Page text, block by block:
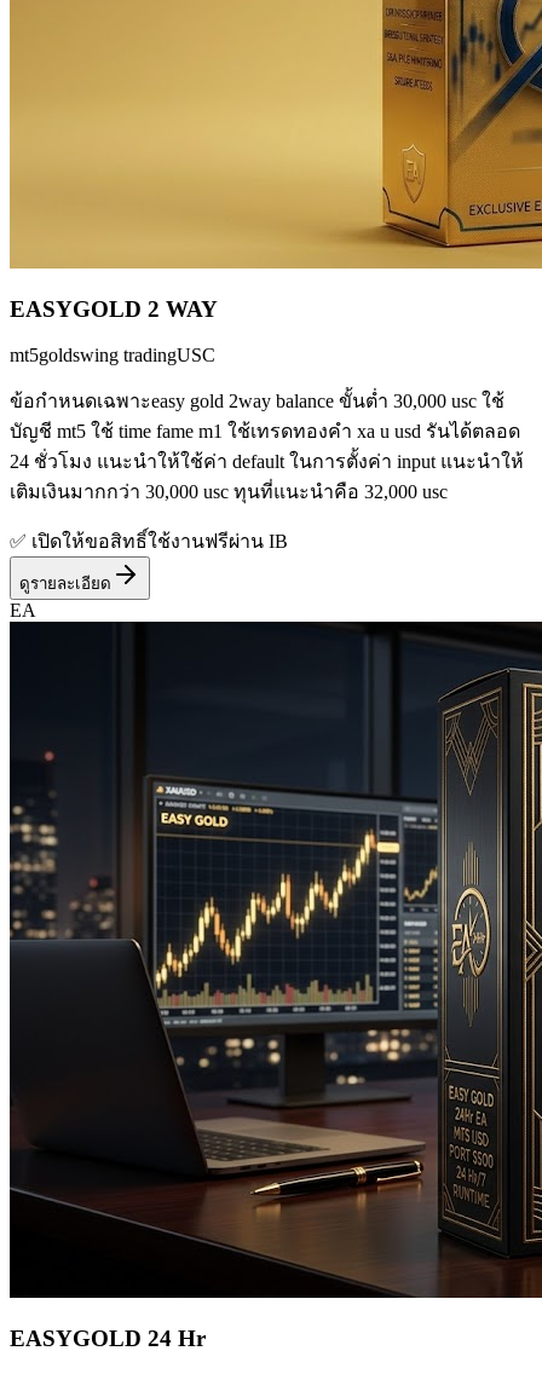
EASYGOLD 2 WAY
mt5goldswing tradingUSC
ข้อกำหนดเฉพาะeasy gold 2way balance ขั้นต่ำ 30,000 usc ใช้
บัญชี mt5 ใช้ time fame m1 ใช้เทรดทองคำ xa u usd รันได้ตลอด
24 ชั่วโมง แนะนำให้ใช้ค่า default ในการตั้งค่า input แนะนำให้
เติมเงินมากกว่า 30,000 usc ทุนที่แนะนำคือ 32,000 usc
✅ เปิดให้ขอสิทธิ์ใช้งานฟรีผ่าน IB
ดูรายละเอียด
EA
EASYGOLD 24 Hr